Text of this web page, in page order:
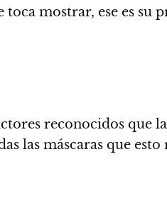
mostrar, ese es su
reconocidos que
las máscaras que esto